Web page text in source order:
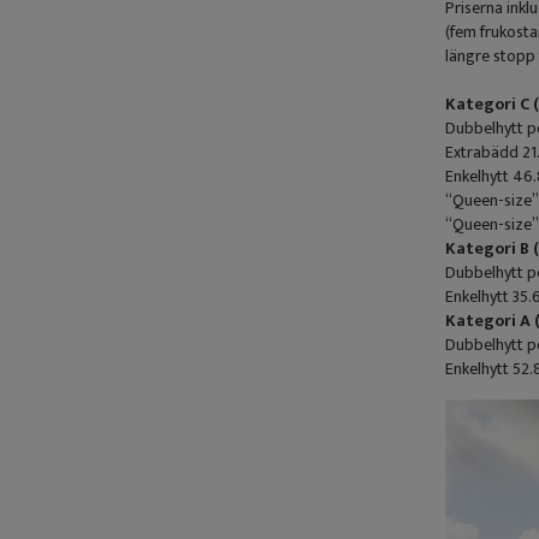
Priserna
(fem
längre
Kategori C
Dubbelhytt
Extrabädd
Enkelhytt
“Queen-
“Queen-
Kategori B
Dubbelhytt
Enkelhytt
Kategori A
Dubbelhytt
Enkelhytt